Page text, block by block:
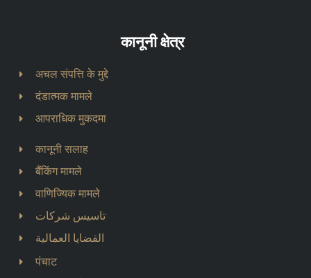
कानूनी क्षेत्र
अचल संपत्ति के मुद्दे
दंडात्मक मामले
आपराधिक मुकदमा
कानूनी सलाह
बैंकिंग मामले
वाणिज्यिक मामले
تاسيس شركات
القضايا العمالية
पंचाट